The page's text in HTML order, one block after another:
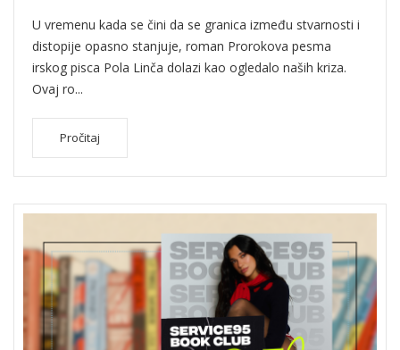
U vremenu kada se čini da se granica između stvarnosti i
distopije opasno stanjuje, roman Prorokova pesma
irskog pisca Pola Linča dolazi kao ogledalo naših kriza.
Ovaj ro...
Pročitaj